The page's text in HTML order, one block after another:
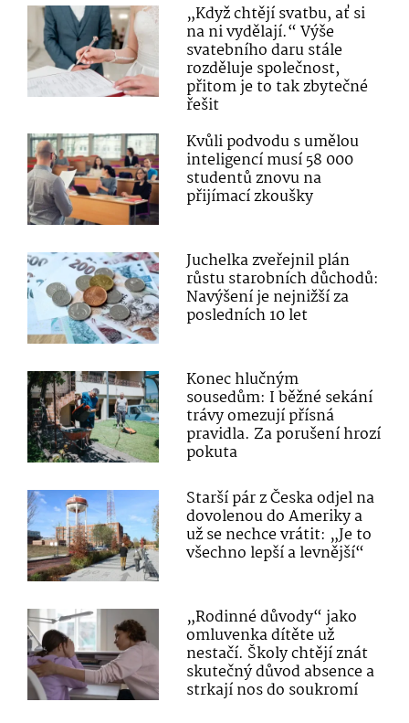
„Když chtějí svatbu, ať si
na ni vydělají.“ Výše
svatebního daru stále
rozděluje společnost,
přitom je to tak zbytečné
řešit
Kvůli podvodu s umělou
inteligencí musí 58 000
studentů znovu na
přijímací zkoušky
Juchelka zveřejnil plán
růstu starobních důchodů:
Navýšení je nejnižší za
posledních 10 let
Konec hlučným
sousedům: I běžné sekání
trávy omezují přísná
pravidla. Za porušení hrozí
pokuta
Starší pár z Česka odjel na
dovolenou do Ameriky a
už se nechce vrátit: „Je to
všechno lepší a levnější“
„Rodinné důvody“ jako
omluvenka dítěte už
nestačí. Školy chtějí znát
skutečný důvod absence a
strkají nos do soukromí